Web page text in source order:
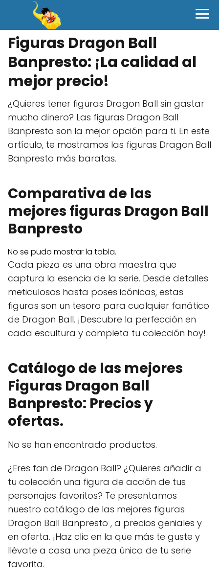
Figuras Dragon Ball
Banpresto: ¡La calidad al
mejor precio!
¿Quieres tener figuras Dragon Ball sin gastar
mucho dinero? Las figuras Dragon Ball
Banpresto son la mejor opción para ti. En este
artículo, te mostramos las figuras Dragon Ball
Banpresto más baratas.
Comparativa de las
mejores figuras Dragon Ball
Banpresto
No se pudo mostrar la tabla.
Cada pieza es una obra maestra que
captura la esencia de la serie. Desde detalles
meticulosos hasta poses icónicas, estas
figuras son un tesoro para cualquier fanático
de Dragon Ball. ¡Descubre la perfección en
cada escultura y completa tu colección hoy!
Catálogo de las mejores
Figuras Dragon Ball
Banpresto: Precios y
ofertas.
No se han encontrado productos.
¿Eres fan de Dragon Ball? ¿Quieres añadir a
tu colección una figura de acción de tus
personajes favoritos? Te presentamos
nuestro catálogo de las mejores figuras
Dragon Ball Banpresto , a precios geniales y
en oferta. ¡Haz clic en la que más te guste y
llévate a casa una pieza única de tu serie
favorita.